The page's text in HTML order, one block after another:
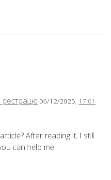
рестрацю 06/12/2025, 17:01
After reading it, I still
can help me.